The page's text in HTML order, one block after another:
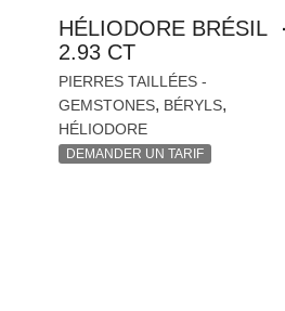
HÉLIODORE BRÉSIL
2.93 CT
PIERRES TAILLÉES -
GEMSTONES, BÉRYLS,
HÉLIODORE
DEMANDER UN TARIF